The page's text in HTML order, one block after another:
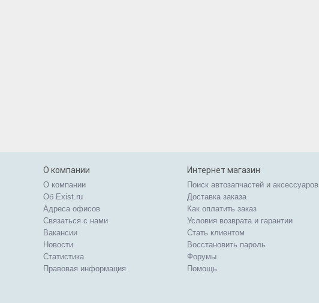
О компании
О компании
Об Exist.ru
Адреса офисов
Связаться с нами
Вакансии
Новости
Статистика
Правовая информация
Интернет магазин
Поиск автозапчастей и аксессуаров
Доставка заказа
Как оплатить заказ
Условия возврата и гарантии
Стать клиентом
Восстановить пароль
Форумы
Помощь